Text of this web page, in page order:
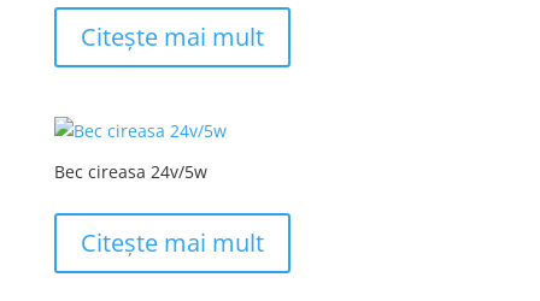
Citește mai mult
Bec cireasa 24v/5w
Citește mai mult